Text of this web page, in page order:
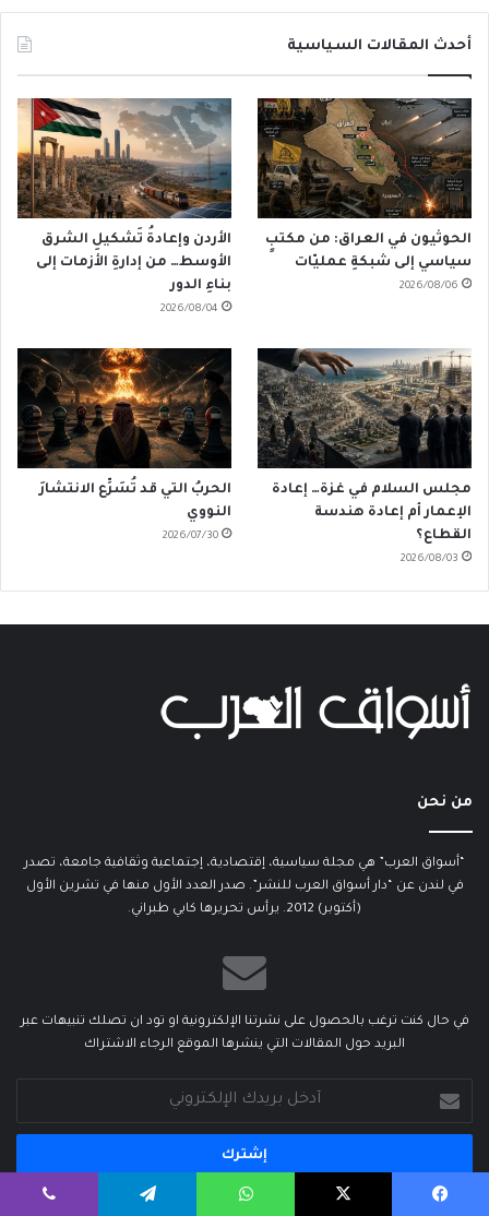
أحدث المقالات السياسية
الحوثيون في العراق: من مكتبٍ
سياسي إلى شبكةِ عمليّات
2026/08/06
الأردن وإعادةُ تَشكيلِ الشرق
الأوسط… من إدارةِ الأزمات إلى
بناءِ الدور
2026/08/04
مجلس السلام في غزة… إعادة
الإعمار أم إعادة هندسة
القطاع؟
2026/08/03
الحربُ التي قد تُسَرِّع الانتشارَ
النووي
2026/07/30
من نحن
“أسواق العرب” هي مجلة سياسية، إقتصادية، إجتماعية وثقافية جامعة، تصدر
في لندن عن “دار أسواق العرب للنشر”. صدر العدد الأول منها في تشرين الأول
(أكتوبر) 2012. يرأس تحريرها كابي طبراني.
في حال كنت ترغب بالحصول على نشرتنا الإلكترونية او تود ان تصلك تنبيهات عبر
البريد حول المقالات التي ينشرها الموقع الرجاء الاشتراك
بريدك
الإلكتروني